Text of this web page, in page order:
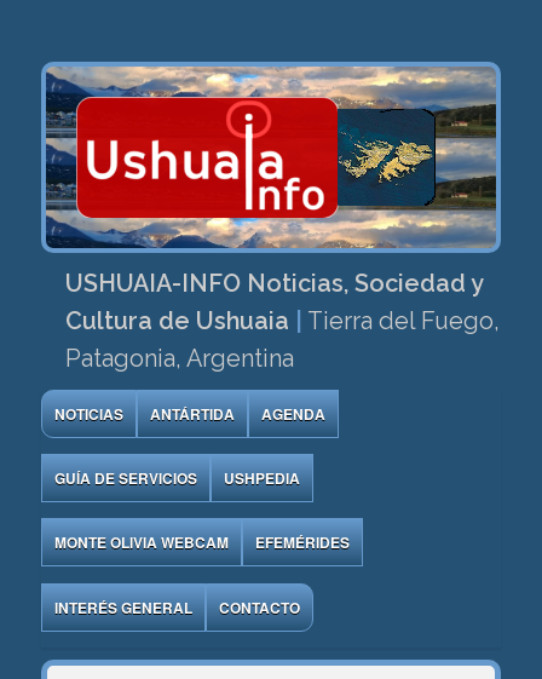
USHUAIA-INFO Noticias, Sociedad y
Cultura de Ushuaia
Tierra del Fuego,
Patagonia, Argentina
NOTICIAS ANTÁRTIDA AGENDA
GUÍA DE SERVICIOS USHPEDIA
MONTE OLIVIA WEBCAM EFEMÉRIDES
INTERÉS GENERAL CONTACTO